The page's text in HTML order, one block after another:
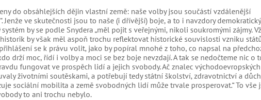
do obsáhlejších dějin vlastní země: naše volby jsou součástí vzdálenější
ve skutečnosti jsou to naše (i dřívější) boje, a to i navzdory
by se podle Snydera „měl pojit s veřejnými, nikoli soukromými zájmy.
by však měl aspoň trochu reflektovat historické souvislosti vzniku
se k právu volit, jako by popíral mnohé z toho, co napsal na
drží moc, řídí i volby a moci se bez boje nevzdají. A tak se nedočteme nic o
fungovat ve prospěch lidí a jejich svobody. Ač znalec
životními soutěskami, a potřebují tedy státní školství, zdravotnictví a
sociální mobilita a země svobodných lidí může trvale prosperovat.“ To vše
to ani trochu nebylo.